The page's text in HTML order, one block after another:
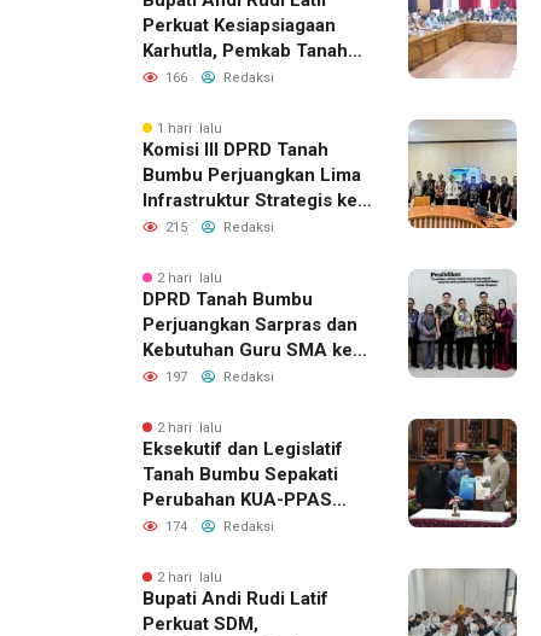
Perkuat Kesiapsiagaan
Karhutla, Pemkab Tanah
Bumbu Aktifkan Posko
166 Redaksi
1 hari lalu
Komisi III DPRD Tanah
Bumbu Perjuangkan Lima
Infrastruktur Strategis ke
BPJN XI Banjarmasin
215 Redaksi
2 hari lalu
DPRD Tanah Bumbu
Perjuangkan Sarpras dan
Kebutuhan Guru SMA ke
Pemprov Kalsel
197 Redaksi
2 hari lalu
Eksekutif dan Legislatif
Tanah Bumbu Sepakati
Perubahan KUA-PPAS
2026, Perkuat Sinergi
174 Redaksi
2 hari lalu
Bupati Andi Rudi Latif
Perkuat SDM,